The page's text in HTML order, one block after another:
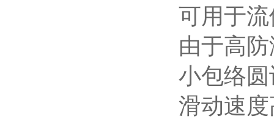
可用于
由于高
小包络
滑动速度